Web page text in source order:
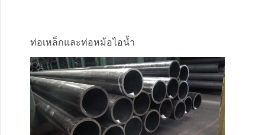
ท่อเหล็กและท่อหม้อไอน้ำ